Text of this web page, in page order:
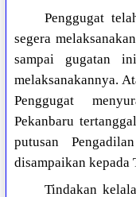
Penggugat
segera
sampai gugatan
melaksanakannya.
Penggugat
Pekanbaru
putusan
disampaikan kepada
Tindakan